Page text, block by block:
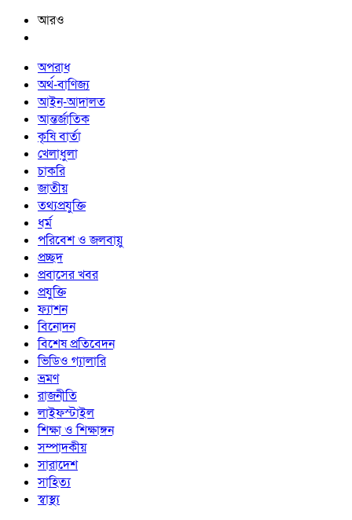
আরও
অপরাধ
অর্থ-বাণিজ্য
আইন-আদালত
আন্তর্জাতিক
কৃষি বার্তা
খেলাধুলা
চাকরি
জাতীয়
তথ্যপ্রযুক্তি
ধর্ম
পরিবেশ ও জলবায়ু
প্রচ্ছদ
প্রবাসের খবর
প্রযুক্তি
ফ্যাশন
বিনোদন
বিশেষ প্রতিবেদন
ভিডিও গ্যালারি
ভ্রমণ
রাজনীতি
লাইফস্টাইল
শিক্ষা ও শিক্ষাঙ্গন
সম্পাদকীয়
সারাদেশ
সাহিত্য
স্বাস্থ্য